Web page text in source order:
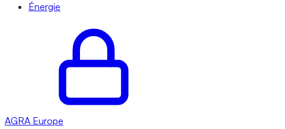
Énergie
AGRA Europe